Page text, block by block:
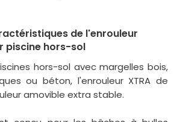
de l'enrouleur
piscine hors-sol
hors-sol avec margelles bois,
ou béton, l'enrouleur XTRA de
amovible extra stable.